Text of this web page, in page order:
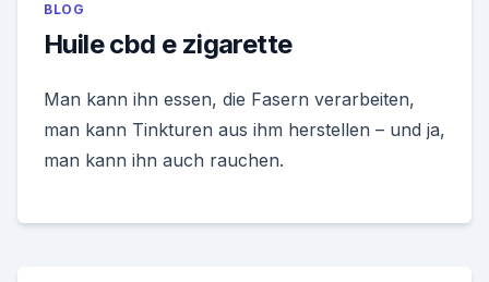
BLOG
Huile cbd e zigarette
Man kann ihn essen, die Fasern verarbeiten,
man kann Tinkturen aus ihm herstellen – und ja,
man kann ihn auch rauchen.